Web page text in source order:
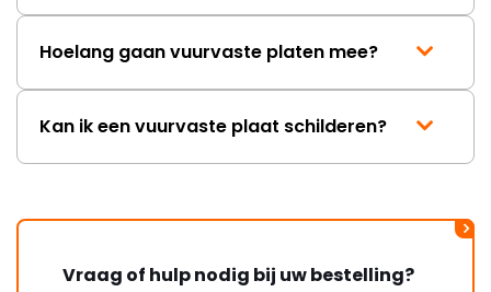
Hoelang gaan vuurvaste platen mee?
Kan ik een vuurvaste plaat schilderen?
Vraag of hulp nodig bij uw bestelling?